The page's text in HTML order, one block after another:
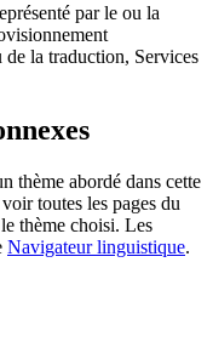
par le ou la
la traduction, Services
thème abordé dans cette
toutes les pages du
thème choisi. Les
Navigateur linguistique.